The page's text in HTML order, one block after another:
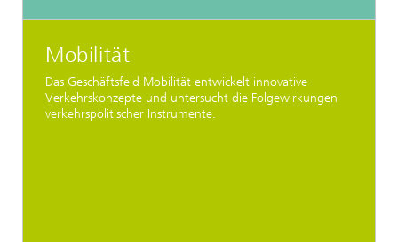
Mobilität
Das Geschäftsfeld Mobilität entwickelt innovative
Verkehrskonzepte und untersucht die Folgewirkungen
verkehrspolitischer Instrumente.